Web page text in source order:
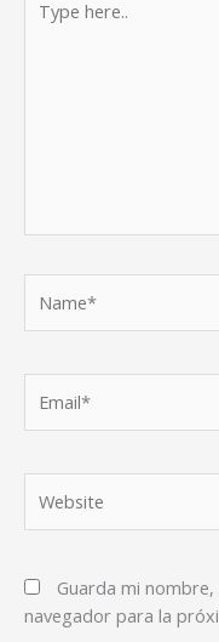
here..
Guarda mi
navegador para la